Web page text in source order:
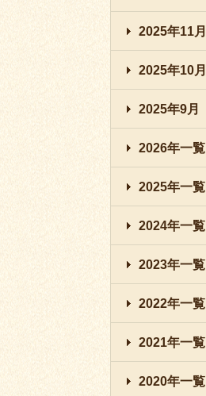
2025年11月
2025年10月
2025年9月
2026年一覧
2025年一覧
2024年一覧
2023年一覧
2022年一覧
2021年一覧
2020年一覧